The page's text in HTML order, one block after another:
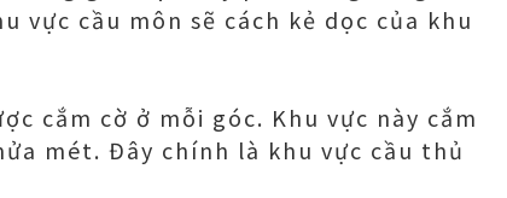
vực cầu môn sẽ cách kẻ dọc của khu
cắm cờ ở mỗi góc. Khu vực này cắm
mét. Đây chính là khu vực cầu thủ